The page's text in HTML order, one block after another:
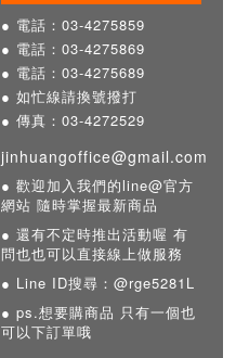
● 電話：03-4275859
● 電話：03-4275869
● 電話：03-4275689
● 如忙線請換號撥打
● 傳真：03-4272529
jinhuangoffice@gmail.com
● 歡迎加入我們的line@官方
網站 隨時掌握最新商品
● 還有不定時推出活動喔 有
問也也可以直接線上做服務
● Line ID搜尋：@rge5281L
● ps.想要購商品 只有一個也
可以下訂單哦